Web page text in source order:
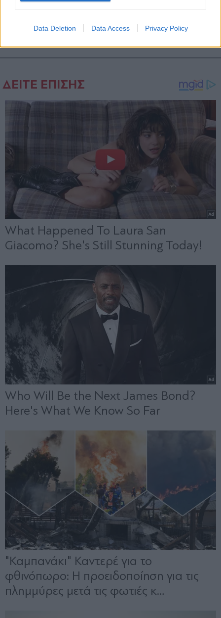
Data Deletion Data Access Privacy Policy
Μπακογιάννης: Μείωση 5% στα δημοτικά
τέλη για τις επιχειρήσεις και τα